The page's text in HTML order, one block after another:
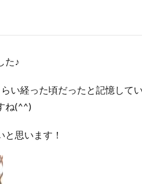
た♪
い経った頃だったと記憶して
ね(^^)
思います！